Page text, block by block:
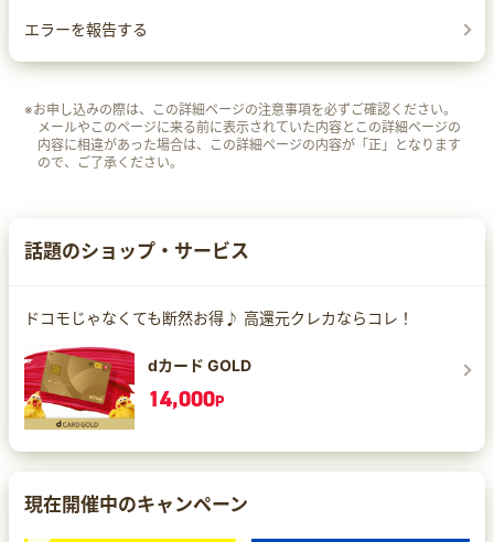
エラーを報告する
※お申し込みの際は、この詳細ページの注意事項を必ずご確認ください。
メールやこのページに来る前に表示されていた内容とこの詳細ページの
内容に相違があった場合は、この詳細ページの内容が「正」となります
ので、ご了承ください。
話題のショップ・サービス
ドコモじゃなくても断然お得♪ 高還元クレカならコレ！
dカード GOLD
14,000P
現在開催中のキャンペーン